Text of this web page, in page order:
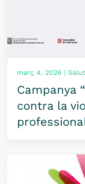
març 4, 2026 | Salut
Campanya
contra la